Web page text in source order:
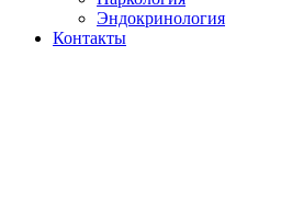
Эндокринология
Контакты